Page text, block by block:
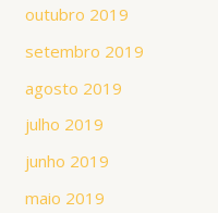
outubro 2019
setembro 2019
agosto 2019
julho 2019
junho 2019
maio 2019